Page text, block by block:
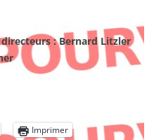
: Bernard Litzler
Imprimer